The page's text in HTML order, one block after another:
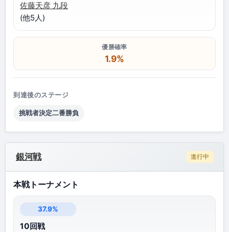
佐藤天彦 九段
(他5人)
優勝確率
1.9%
到達後のステージ
挑戦者決定二番勝負
銀河戦 進行中
本戦トーナメント
37.9%
10回戦